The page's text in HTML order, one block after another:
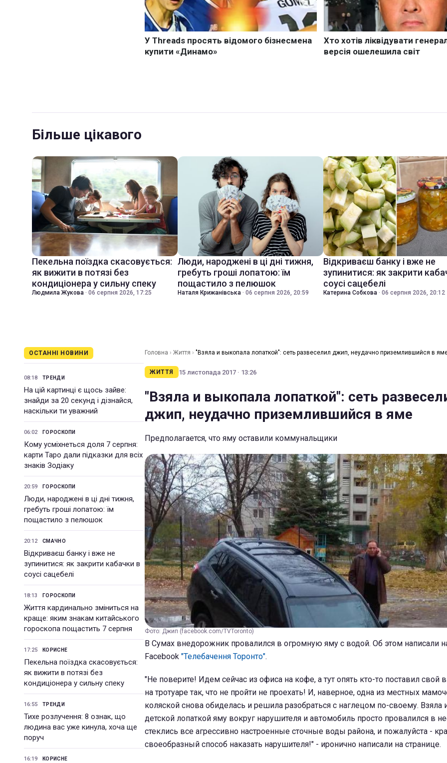
Більше цікавого
Пекельна поїздка скасовується:
як вижити в потязі без
кондиціонера у сильну спеку
Людмила Жукова · 06 серпня 2026, 17:25
Люди, народжені в ці дні тижня,
гребуть гроші лопатою: їм
пощастило з пелюшок
Наталя Крижанівська · 06 серпня 2026, 20:59
Відкриваєш банку і вже не
зупинитися: як закрити
соусі сацебелі
Катерина Собкова · 06 серпня 2026, 20:12
ОСТАННІ НОВИНИ
08:18 ТРЕНДИ
На цій картинці є щось зайве:
знайди за 20 секунд і дізнайся,
наскільки ти уважний
06:02 ГОРОСКОПИ
Кому усміхнеться доля 7 серпня:
карти Таро дали підказки для всіх
знаків Зодіаку
20:59 ГОРОСКОПИ
Люди, народжені в ці дні тижня,
гребуть гроші лопатою: їм
пощастило з пелюшок
20:12 СМАЧНО
Відкриваєш банку і вже не
зупинитися: як закрити кабачки в
соусі сацебелі
18:13 ГОРОСКОПИ
Життя кардинально зміниться на
краще: яким знакам китайського
гороскопа пощастить 7 серпня
17:25 КОРИСНЕ
Пекельна поїздка скасовується:
як вижити в потязі без
кондиціонера у сильну спеку
16:55 ТРЕНДИ
Тихе розлучення: 8 ознак, що
людина вас уже кинула, хоча ще
поруч
16:19 КОРИСНЕ
Головна › Життя › "Взяла и выкопала лопаткой": сеть развеселил джип, неудачно приземлившийся в
ЖИТТЯ 15 листопада 2017 · 13:26
"Взяла и выкопала лопаткой": сеть
джип, неудачно приземлившийся в яме
Предполагается, что яму оставили коммунальщики
Фото: Джип (facebook.com/TVToronto)
В Сумах внедорожник провалился в огромную яму с водой. Об этом написали
Facebook "Телебачення Торонто".
"Не поверите! Идем сейчас из офиса на кофе, а тут опять кто-то поставил свой
на тротуаре так, что не пройти не проехать! И, наверное, одна из местных
коляской снова обиделась и решила разобраться с наглецом по-своему. Взяла
детской лопаткой яму вокруг нарушителя и автомобиль просто провалился в
стеклись все агрессивно настроенные сточные воды района, и пожалуйста -
своеобразный способ наказать нарушителя!" - иронично написали на странице.